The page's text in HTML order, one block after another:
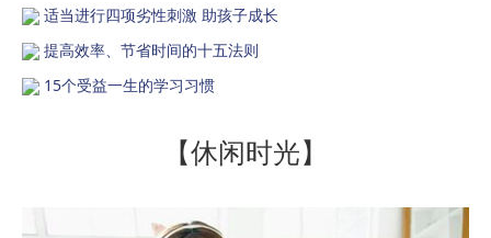
适当进行四项劣性刺激 助孩子成长
提高效率、节省时间的十五法则
15个受益一生的学习习惯
【休闲时光】